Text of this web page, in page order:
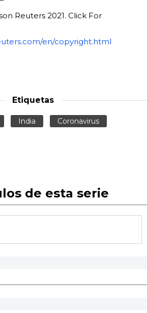
Reuters 2021. Click For
en/copyright.html
Etiquetas
India Coronavirus
de esta serie